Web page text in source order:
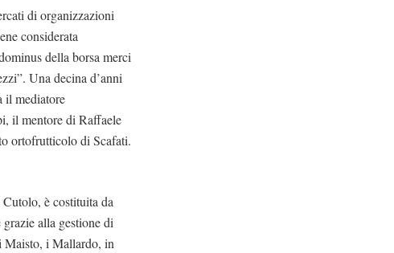
di organizzazioni
considerata
della borsa merci
Una decina d’anni
il mediatore
il mentore di Raffaele
ortofrutticolo di Scafati.
è costituita da
alla gestione di
Maisto, i Mallardo, in